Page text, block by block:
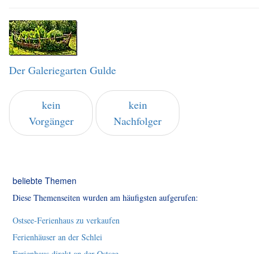
Der Galeriegarten Gulde
kein
Vorgänger
kein
Nachfolger
beliebte Themen
Diese Themenseiten wurden am häufigsten aufgerufen:
Ostsee-Ferienhaus zu verkaufen
Ferienhäuser an der Schlei